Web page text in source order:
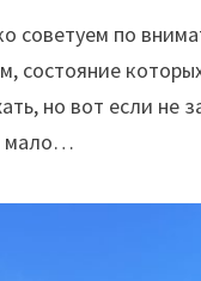
по
состояние
но вот если
мало…